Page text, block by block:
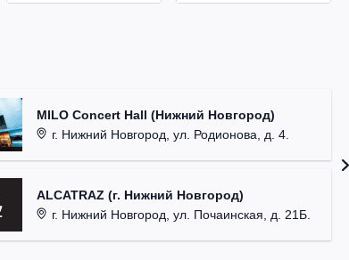
MILO Concert Hall (Нижний Новгород)
г. Нижний Новгород, ул. Родионова, д. 4.
ALCATRAZ (г. Нижний Новгород)
г. Нижний Новгород, ул. Почаинская, д. 21Б.